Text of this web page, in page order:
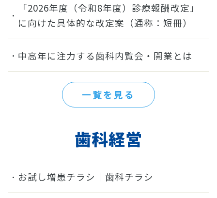
「2026年度（令和8年度）診療報酬改定」
に向けた具体的な改定案（通称：短冊）
中高年に注力する歯科内覧会・開業とは
一覧を見る
歯科経営
お試し増患チラシ｜歯科チラシ